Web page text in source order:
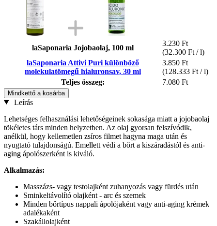
laSaponaria Jojobaolaj, 100 ml
3.230 Ft
(32.300 Ft / l)
laSaponaria Attivi Puri különböző
molekulatömegű hialuronsav, 30 ml
3.850 Ft
(128.333 Ft / l)
Teljes összeg:
7.080 Ft
Mindkettő a kosárba
Leírás
Lehetséges felhasználási lehetőségeinek sokasága miatt a jojobaolaj
tökéletes társ minden helyzetben. Az olaj gyorsan felszívódik,
anélkül, hogy kellemetlen zsíros filmet hagyna maga után és
nyugtató tulajdonságú. Emellett védi a bőrt a kiszáradástól és anti-
aging ápolószerként is kiváló.
Alkalmazás:
Masszázs- vagy testolajként zuhanyozás vagy fürdés után
Sminkeltávolító olajként - arc és szemek
Minden bőrtípus nappali ápolójaként vagy anti-aging krémek
adalékaként
Szakállolajként